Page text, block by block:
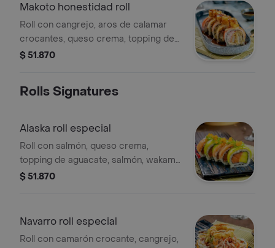
Makoto honestidad roll
Roll con cangrejo, aros de calamar
crocantes, queso crema, topping de
cangrejo y langostinos temporizados
$ 51.870
Rolls Signatures
Alaska roll especial
Roll con salmón, queso crema,
topping de aguacate, salmón, wakame
y masago, tamaño a elegir.
$ 51.870
Navarro roll especial
Roll con camarón crocante, cangrejo,